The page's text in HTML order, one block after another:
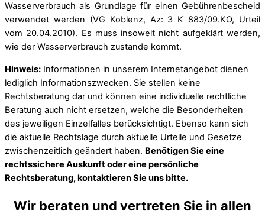
Wasserverbrauch als Grundlage für einen Gebührenbescheid
verwendet werden (VG Koblenz, Az: 3 K 883/09.KO, Urteil
vom 20.04.2010). Es muss insoweit nicht aufgeklärt werden,
wie der Wasserverbrauch zustande kommt.
Hinweis: Informationen in unserem Internetangebot dienen
lediglich Informationszwecken. Sie stellen keine
Rechtsberatung dar und können eine individuelle rechtliche
Beratung auch nicht ersetzen, welche die Besonderheiten
des jeweiligen Einzelfalles berücksichtigt. Ebenso kann sich
die aktuelle Rechtslage durch aktuelle Urteile und Gesetze
zwischenzeitlich geändert haben. Benötigen Sie eine
rechtssichere Auskunft oder eine persönliche
Rechtsberatung, kontaktieren Sie uns bitte.
Wir beraten und vertreten Sie in allen